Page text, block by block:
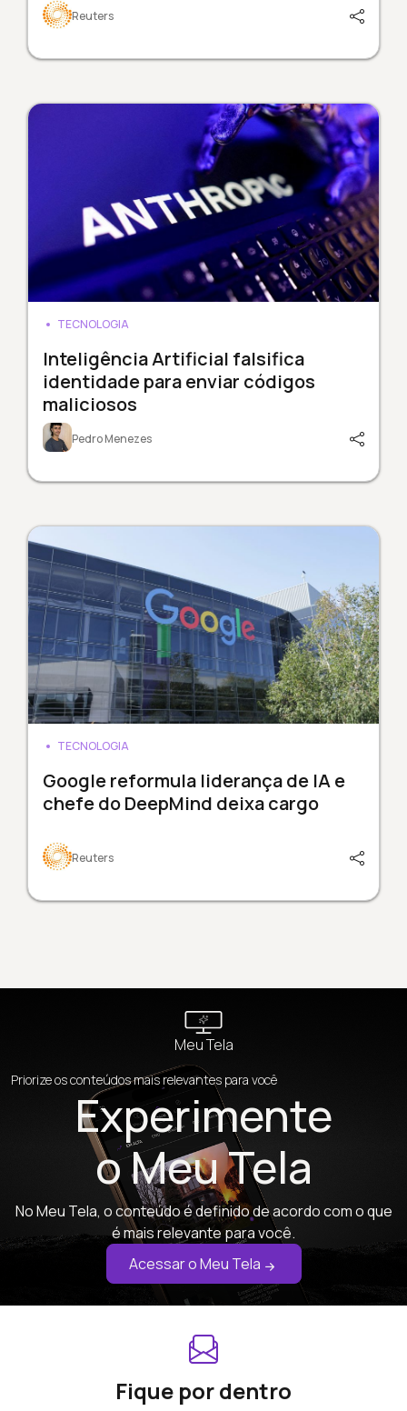
Reuters
TECNOLOGIA
Inteligência Artificial falsifica
identidade para enviar códigos
maliciosos
Pedro Menezes
TECNOLOGIA
Google reformula liderança de IA e
chefe do DeepMind deixa cargo
Reuters
Meu Tela
Priorize os conteúdos mais relevantes para você
Experimente
o Meu Tela
No Meu Tela, o conteúdo é definido de acordo com o que
é mais relevante para você.
Acessar o Meu Tela
Fique por dentro